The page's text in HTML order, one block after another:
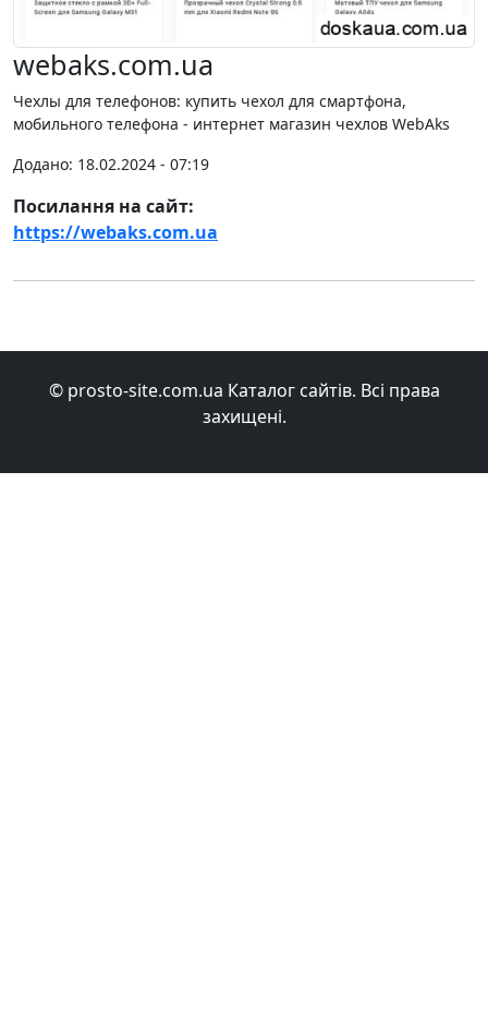
webaks.com.ua
Чехлы для телефонов: купить чехол для смартфона,
мобильного телефона - интернет магазин чехлов WebAks
Додано: 18.02.2024 - 07:19
Посилання на сайт:
https://webaks.com.ua
© prosto-site.com.ua Каталог сайтів. Всі права
захищені.